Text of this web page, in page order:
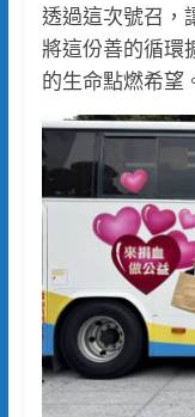
透過這次號召，
將這份善的循環
的生命點燃希望